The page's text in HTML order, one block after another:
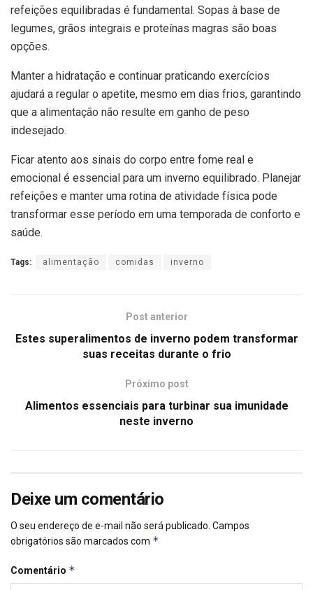
refeições equilibradas é fundamental. Sopas à base de
legumes, grãos integrais e proteínas magras são boas
opções.
Manter a hidratação e continuar praticando exercícios
ajudará a regular o apetite, mesmo em dias frios, garantindo
que a alimentação não resulte em ganho de peso
indesejado.
Ficar atento aos sinais do corpo entre fome real e
emocional é essencial para um inverno equilibrado. Planejar
refeições e manter uma rotina de atividade física pode
transformar esse período em uma temporada de conforto e
saúde.
Tags: alimentação comidas inverno
Post anterior
Estes superalimentos de inverno podem transformar
suas receitas durante o frio
Próximo post
Alimentos essenciais para turbinar sua imunidade
neste inverno
Deixe um comentário
O seu endereço de e-mail não será publicado. Campos
obrigatórios são marcados com *
Comentário *